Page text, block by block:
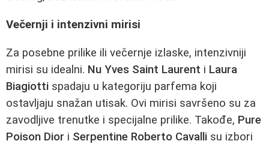
Večernji i intenzivni mirisi
Za posebne prilike ili večernje izlaske, intenzivniji
mirisi su idealni. Nu Yves Saint Laurent i Laura
Biagiotti spadaju u kategoriju parfema koji
ostavljaju snažan utisak. Ovi mirisi savršeno su za
zavodljive trenutke i specijalne prilike. Takođe, Pure
Poison Dior i Serpentine Roberto Cavalli su izbori